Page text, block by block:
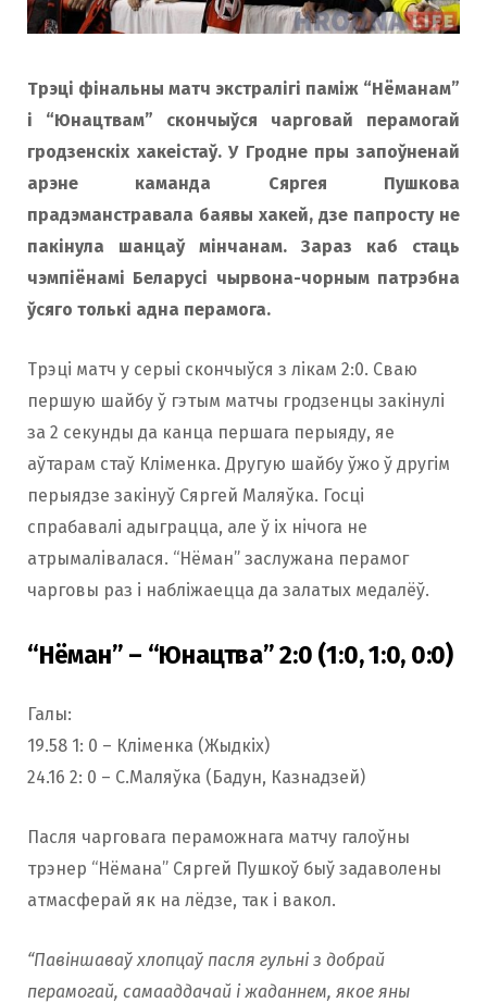
Трэці фінальны матч экстралігі паміж “Нёманам”
і “Юнацтвам” скончыўся чарговай перамогай
гродзенскіх хакеістаў. У Гродне пры запоўненай
арэне каманда Сяргея Пушкова
прадэманстравала баявы хакей, дзе папросту не
пакінула шанцаў мiнчанам. Зараз каб стаць
чэмпіёнамі Беларусi чырвона-чорным патрэбна
ўсяго толькі адна перамога.
Трэці матч у серыі скончыўся з лікам 2:0. Сваю
першую шайбу ў гэтым матчы гродзенцы закінулі
за 2 секунды да канца першага перыяду, яе
аўтарам стаў Кліменка. Другую шайбу ўжо ў другім
перыядзе закінуў Сяргей Маляўка. Госці
спрабавалі адыграцца, але ў іх нiчога не
атрымалiвалася. “Нёман” заслужана перамог
чарговы раз і набліжаецца да залатых медалёў.
“Нёман” – “Юнацтва” 2:0 (1:0, 1:0, 0:0)
Галы:
19.58 1: 0 – Кліменка (Жыдкіх)
24.16 2: 0 – С.Маляўка (Бадун, Казнадзей)
Пасля чарговага пераможнага матчу галоўны
трэнер “Нёмана” Сяргей Пушкоў быў задаволены
атмасферай як на лёдзе, так і вакол.
“Павіншаваў хлопцаў пасля гульні з добрай
перамогай, самааддачай і жаданнем, якое яны